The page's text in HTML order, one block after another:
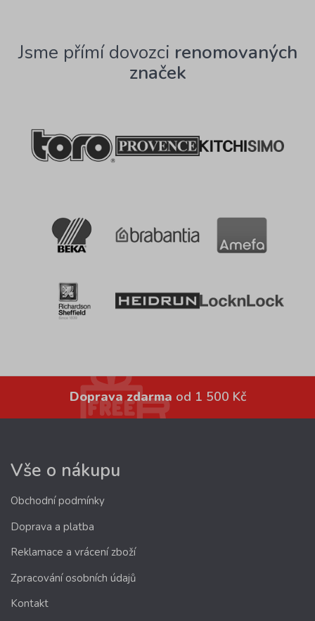
Jsme přímí dovozci renomovaných
značek
Doprava zdarma od 1 500 Kč
Vše o nákupu
Obchodní podmínky
Doprava a platba
Reklamace a vrácení zboží
Zpracování osobních údajů
Kontakt